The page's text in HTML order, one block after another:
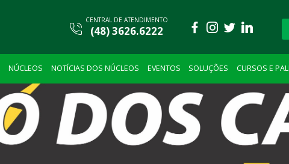
CENTRAL DE ATENDIMENTO
(48) 3626.6222
NÚCLEOS NOTÍCIAS DOS NÚCLEOS EVENTOS SOLUÇÕES CURSOS E